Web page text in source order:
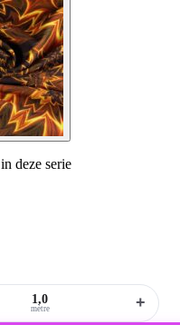
in deze serie
mètre +